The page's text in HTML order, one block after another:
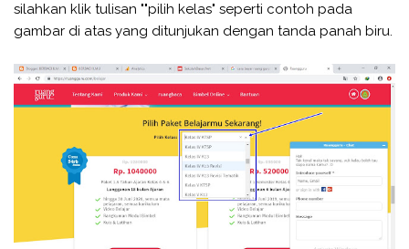
silahkan klik tulisan ""pilih kelas" seperti contoh pada
gambar di atas yang ditunjukan dengan tanda panah biru.